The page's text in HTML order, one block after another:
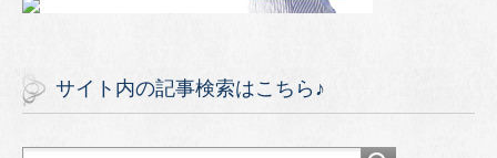
サイト内の記事検索はこちら♪